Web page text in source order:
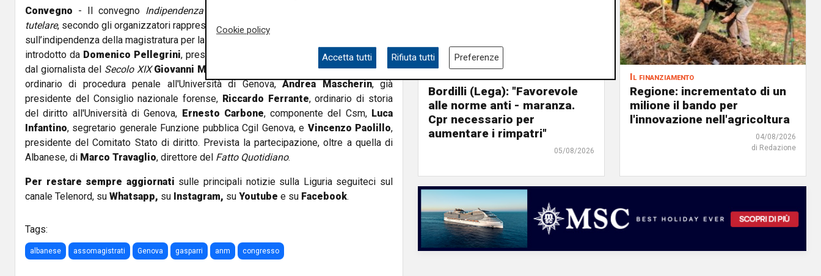
Convegno - Il convegno Indipendenza della Magistratura: un bene comune da
tutelare, secondo gli organizzatori rappresenta "un momento di confronto e riflessione
sull’indipendenza della magistratura per la tutela dei diritti dei cittadini". L’incontro sarà
introdotto da Domenico Pellegrini, presidente della Giunta Anm Liguria, e moderato
dal giornalista del Secolo XIXGiovanni Mari . Tra i relatori interverrannoMitja Gialuz,
ordinario di procedura penale all'Università di Genova,Andrea Mascherin, già
presidente del Consiglio nazionale forense, Riccardo Ferrante, ordinario di storia
del diritto all'Università di Genova, Ernesto Carbone, componente del Csm, Luca
Infantino, segretario generale Funzione pubblica Cgil Genova, e Vincenzo Paolillo,
presidente del Comitato Stato di diritto. Prevista la partecipazione, oltre a quella di
Albanese, di Marco Travaglio, direttore del Fatto Quotidiano.
Per restare sempre aggiornati sulle principali notizie sulla Liguria seguiteci sul
canale Telenord, su Whatsapp, su Instagram, su Youtube e su Facebook.
Tags:
albanese assomagistrati Genova gasparri anm congresso
L'esclusiva
Bordilli (Lega): "Favorevole
alle norme anti - maranza.
Cpr necessario per
aumentare i rimpatri"
05/08/2026
Il finanziamento
Regione: incrementato di un
milione il bando per
l'innovazione nell'agricoltura
04/08/2026
di Redazione
Cookie policy
Accetta tutti Rifiuta tutti Preferenze